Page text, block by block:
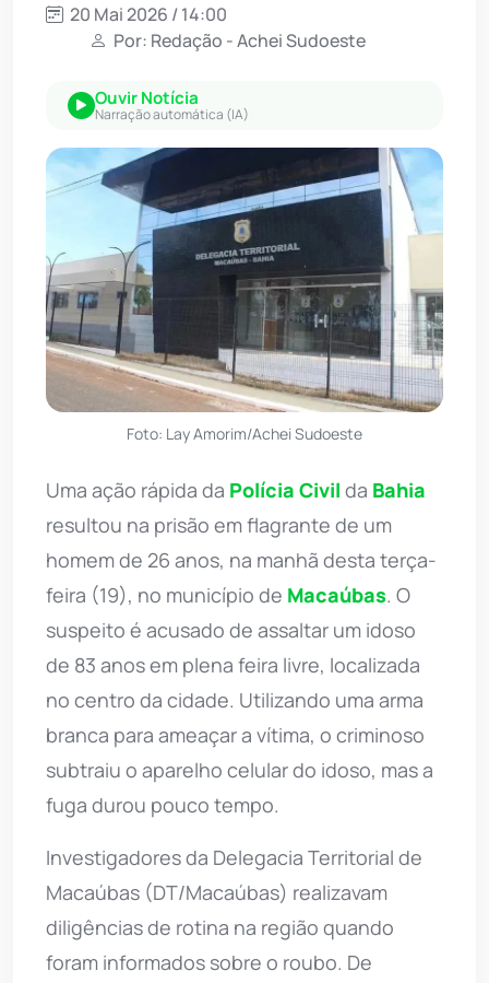
20 Mai 2026 / 14:00
Por: Redação - Achei Sudoeste
Ouvir Notícia
Narração automática (IA)
Foto: Lay Amorim/Achei Sudoeste
Uma ação rápida da Polícia Civil da Bahia
resultou na prisão em flagrante de um
homem de 26 anos, na manhã desta terça-
feira (19), no município de Macaúbas. O
suspeito é acusado de assaltar um idoso
de 83 anos em plena feira livre, localizada
no centro da cidade. Utilizando uma arma
branca para ameaçar a vítima, o criminoso
subtraiu o aparelho celular do idoso, mas a
fuga durou pouco tempo.
Investigadores da Delegacia Territorial de
Macaúbas (DT/Macaúbas) realizavam
diligências de rotina na região quando
foram informados sobre o roubo. De